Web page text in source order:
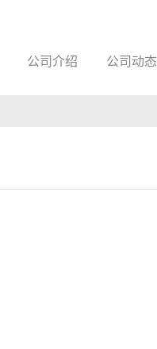
公司介绍 公司动态